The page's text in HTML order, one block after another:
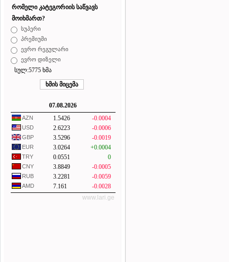
რომელი კატეგორიის საწვავს
მოიხმართ?
სუპერი
პრემიუმი
ევრო რეგულარი
ევრო დიზელი
სულ:5775 ხმა
07.08.2026
AZN 1.5426 -0.0004
USD 2.6223 -0.0006
GBP 3.5296 -0.0019
EUR 3.0264 +0.0004
TRY 0.0551 0
CNY 3.8849 -0.0005
RUB 3.2281 -0.0059
AMD 7.161
-0.0028
www.lari.ge